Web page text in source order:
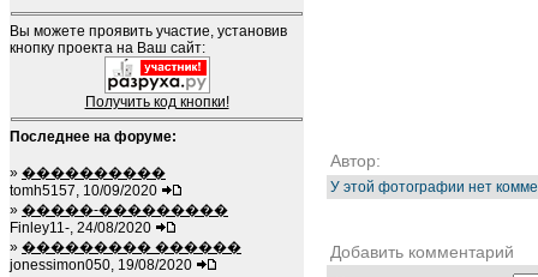
Вы можете проявить участие, установив
кнопку проекта на Ваш сайт:
Получить код кнопки!
Последнее на форуме:
» ����������
tomh5157, 10/09/2020
» �����-���������
Finley11-, 24/08/2020
» ��������� ������
jonessimon050, 19/08/2020
Автор:
У этой фотографии нет
Добавить комментарий